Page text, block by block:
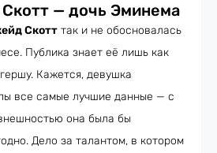
— дочь Эминема
Скотт так и не обосновалась
Публика знает её лишь как
Кажется, девушка
все самые лучшие данные — с
она была бы
Дело за талантом, в котором